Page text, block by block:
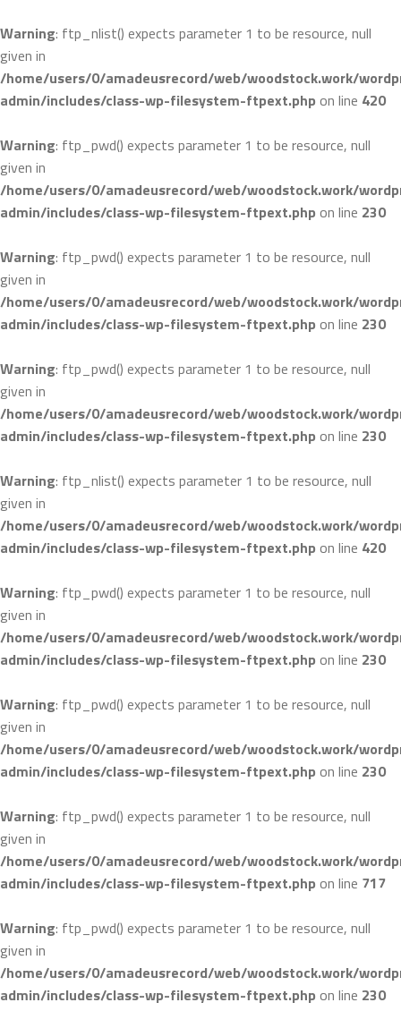
Warning: ftp_nlist() expects parameter 1 to be resource, null
given in
/home/users/0/amadeusrecord/web/woodstock.work/
admin/includes/class-wp-filesystem-ftpext.php on line 420
Warning: ftp_pwd() expects parameter 1 to be resource, null
given in
/home/users/0/amadeusrecord/web/woodstock.work/
admin/includes/class-wp-filesystem-ftpext.php on line 230
Warning: ftp_pwd() expects parameter 1 to be resource, null
given in
/home/users/0/amadeusrecord/web/woodstock.work/
admin/includes/class-wp-filesystem-ftpext.php on line 230
Warning: ftp_pwd() expects parameter 1 to be resource, null
given in
/home/users/0/amadeusrecord/web/woodstock.work/
admin/includes/class-wp-filesystem-ftpext.php on line 230
Warning: ftp_nlist() expects parameter 1 to be resource, null
given in
/home/users/0/amadeusrecord/web/woodstock.work/
admin/includes/class-wp-filesystem-ftpext.php on line 420
Warning: ftp_pwd() expects parameter 1 to be resource, null
given in
/home/users/0/amadeusrecord/web/woodstock.work/
admin/includes/class-wp-filesystem-ftpext.php on line 230
Warning: ftp_pwd() expects parameter 1 to be resource, null
given in
/home/users/0/amadeusrecord/web/woodstock.work/
admin/includes/class-wp-filesystem-ftpext.php on line 230
Warning: ftp_pwd() expects parameter 1 to be resource, null
given in
/home/users/0/amadeusrecord/web/woodstock.work/
admin/includes/class-wp-filesystem-ftpext.php on line 717
Warning: ftp_pwd() expects parameter 1 to be resource, null
given in
/home/users/0/amadeusrecord/web/woodstock.work/
admin/includes/class-wp-filesystem-ftpext.php on line 230
コ
ン
テ
ン
ツ
へ
ス
キ
ッ
プ